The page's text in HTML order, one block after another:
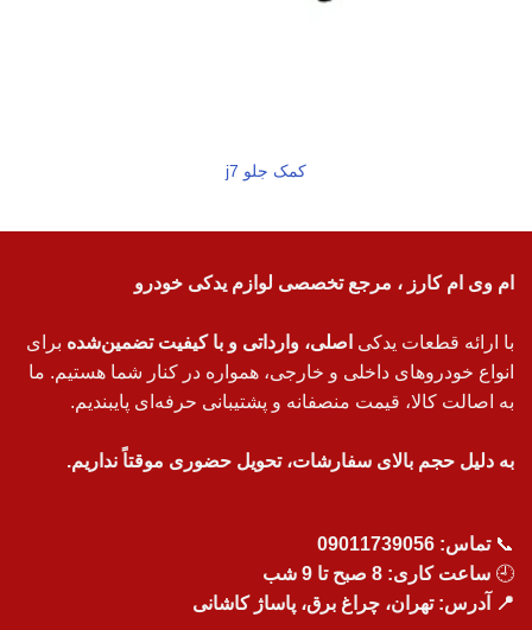
کمک جلو j7
ام وی ام کارز ، مرجع تخصصی لوازم یدکی خودرو
با ارائه قطعات یدکی اصلی، وارداتی و با کیفیت تضمین‌شده برای
انواع خودروهای داخلی و خارجی، همواره در کنار شما هستیم. ما
به اصالت کالا، قیمت منصفانه و پشتیبانی حرفه‌ای پایبندیم.
به دلیل حجم بالای سفارشات، تحویل حضوری موقتاً نداریم.
📞تماس: 09011739056
🕘 ساعت کاری: 8 صبح تا 9 شب
📍 آدرس: تهران، چراغ برق، پاساژ کاشانی